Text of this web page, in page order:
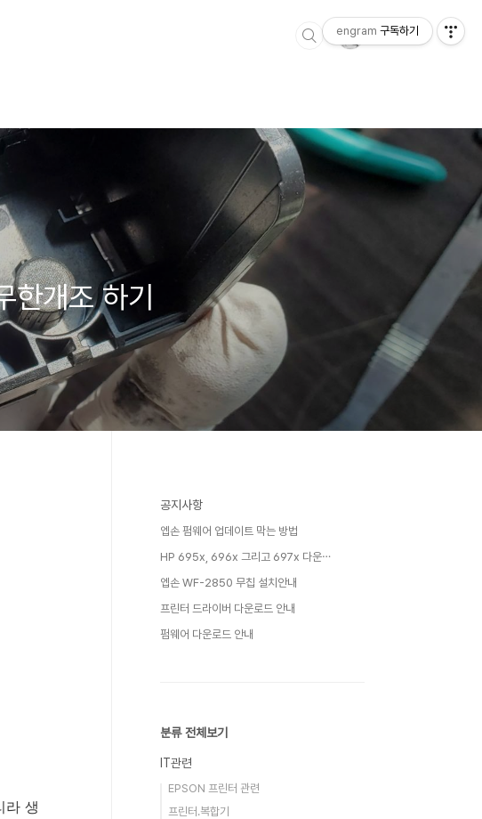
개조 하기
라 생
공지사항
엡손 펌웨어 업데이트 막는 방법
HP 695x, 696x 그리고 697x 다운⋯
엡손 WF-2850 무칩 설치안내
프린터 드라이버 다운로드 안내
펌웨어 다운로드 안내
분류 전체보기
IT관련
EPSON 프린터 관련
프린터.복합기
engram 구독하기